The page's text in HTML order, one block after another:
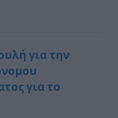
για την
για το